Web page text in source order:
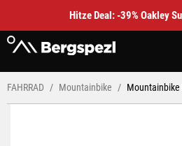
Hitze Deal: -39% Oakley
FAHRRAD Mountainbike Mountainbike